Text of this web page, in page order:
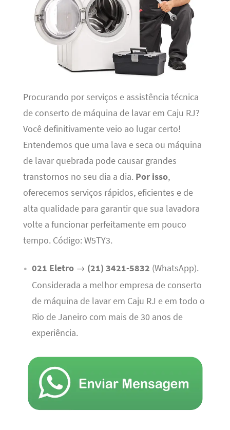
Procurando por serviços e assistência técnica
de conserto de máquina de lavar em Caju RJ?
Você definitivamente veio ao lugar certo!
Entendemos que uma lava e seca ou máquina
de lavar quebrada pode causar grandes
transtornos no seu dia a dia. Por isso,
oferecemos serviços rápidos, eficientes e de
alta qualidade para garantir que sua lavadora
volte a funcionar perfeitamente em pouco
tempo. Código: W5TY3.
021 Eletro→ (21) 3421-5832 (WhatsApp).
Considerada a melhor empresa de conserto
de máquina de lavar em Caju RJ e em todo o
Rio de Janeiro com mais de 30 anos de
experiência.